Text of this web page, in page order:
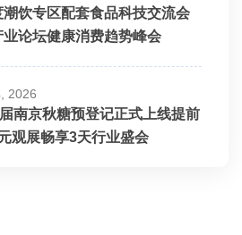
潮饮专区配套食品科技交流会
业论坛健康消费趋势峰会
2026
南京秋糖预登记正式上线提前
观展畅享3天行业盛会